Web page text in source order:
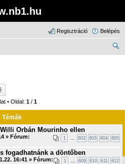
Belépés
Regisztráció
• Oldal: 1/ 1
Témák
Orbán Mourinho ellen
1 802 803 804 805
» Fórum:
fogadhatnánk a döntőben
1 609 610 611 612
16:41 » Fórum: